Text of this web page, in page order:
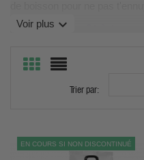
Donne du goût à ton
Désaltère toi tout au long de
facilement sur nos prix
livraison depuis 2012 au
compléments alimentaire.
Voir plus expand_more
Trier par:
EN COURS SI NON DISCONTINUÉ